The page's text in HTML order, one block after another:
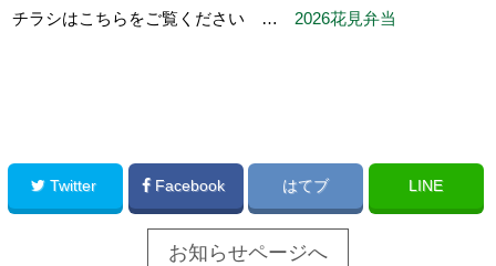
チラシはこちらをご覧ください …2026花見弁当
Twitter Facebook はてブ LINE
お知らせページへ